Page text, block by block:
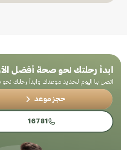
ابدأ رحلتك نحو صحة أفضل
اتصل بنا اليوم لتحديد موعدك وابدأ رحلتك
حجز موعد
16781